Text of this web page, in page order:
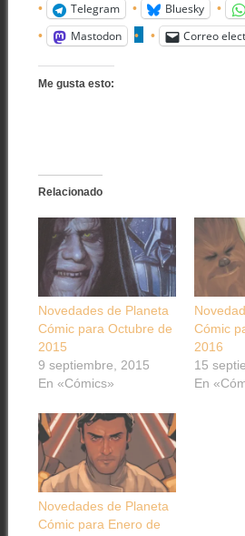
Telegram
Bluesky
Mastodon
Correo
Me gusta esto:
Relacionado
Novedades de Planeta
Cómic para Octubre de
2015
9 septiembre, 2015
En «Cómics»
Cómic
2016
15
En
Novedades de Planeta
Cómic para Enero de